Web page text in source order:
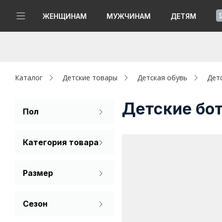
ЖЕНЩИНАМ МУЖЧИНАМ ДЕТЯМ
Женщинам
Капсула
Аутлет
Каталог Детские товары Детская обувь
Пол
Для мальчиков
Категория товара
Размер
Сезон
Детские